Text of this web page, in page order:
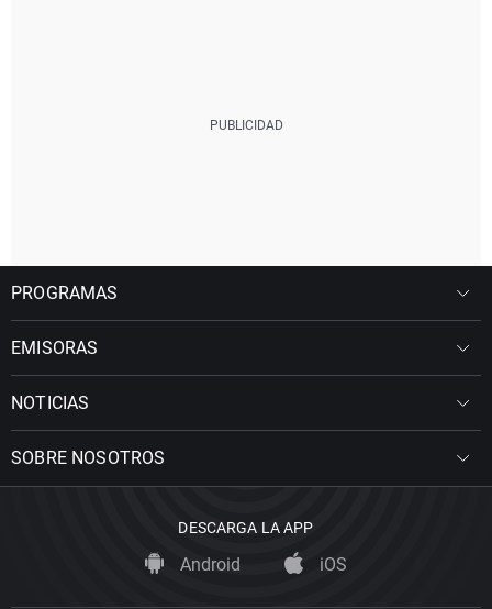
PROGRAMAS
EMISORAS
NOTICIAS
SOBRE NOSOTROS
DESCARGA LA APP
Android iOS